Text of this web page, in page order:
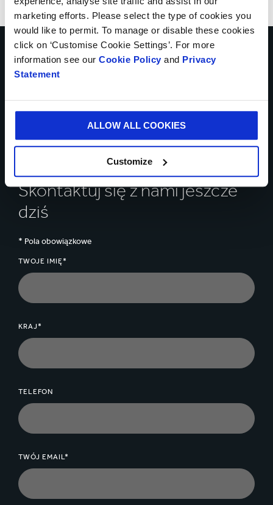
marketing efforts. Please select the type of cookies you
would like to permit. To manage or disable these cookies
click on ‘Customise Cookie Settings’. For more
information see our Cookie Policy and Privacy
Statement
ALLOW ALL COOKIES
Customize
Porozmawiaj z naszymi
ekspertami o tym, jak
możemy pomóc sprostać
wyzwaniom Twojej firmy
Skontaktuj się z nami jeszcze
dziś
* Pola obowiązkowe
TWOJE IMIĘ*
KRAJ*
TELEFON
TWÓJ EMAIL*